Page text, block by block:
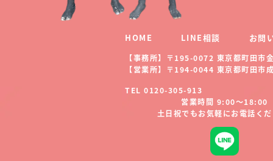
HOME LINE相談 お問
【事務所】〒195-0072 東京都町田市
【営業所】〒194-0044 東京都町田市
TEL 0120-305-913
営業時間 9:00～18:00
土日祝でもお気軽にお電話く